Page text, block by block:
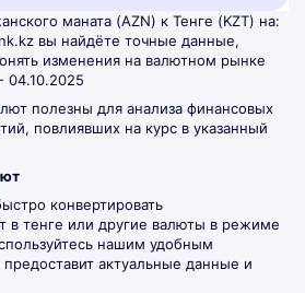
маната (AZN) к Тенге (KZT) на:
вы найдёте точные данные,
изменения на валютном рынке
04.10.2025
полезны для анализа финансовых
повлиявших на курс в указанный
конвертировать
в тенге или другие валюты в режиме
нашим удобным
актуальные данные и